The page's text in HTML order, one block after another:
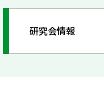
研究会情報